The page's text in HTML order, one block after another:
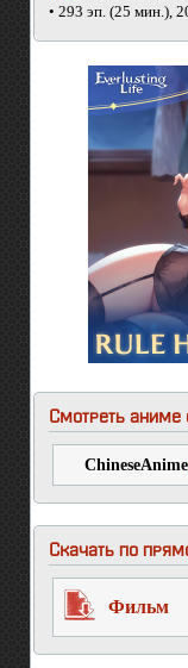
• 293 эп. (25 мин.),
Смотреть аниме
ChineseAnime
Скачать по
Фильм